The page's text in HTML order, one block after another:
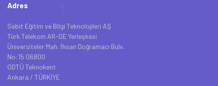
Adres
Sebit Eğitim ve Bilgi Teknolojileri AŞ
Türk Telekom AR-GE Yerleşkesi
Üniversiteler Mah. İhsan Doğramacı Bulv.
No:15 06800
ODTÜ Teknokent
Ankara / TÜRKİYE